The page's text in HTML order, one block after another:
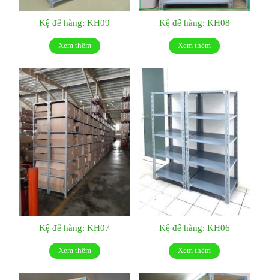
Kệ để hàng: KH09
Xem thêm
Kệ để hàng: KH08
Xem thêm
Kệ để hàng: KH07
Xem thêm
Kệ để hàng: KH06
Xem thêm